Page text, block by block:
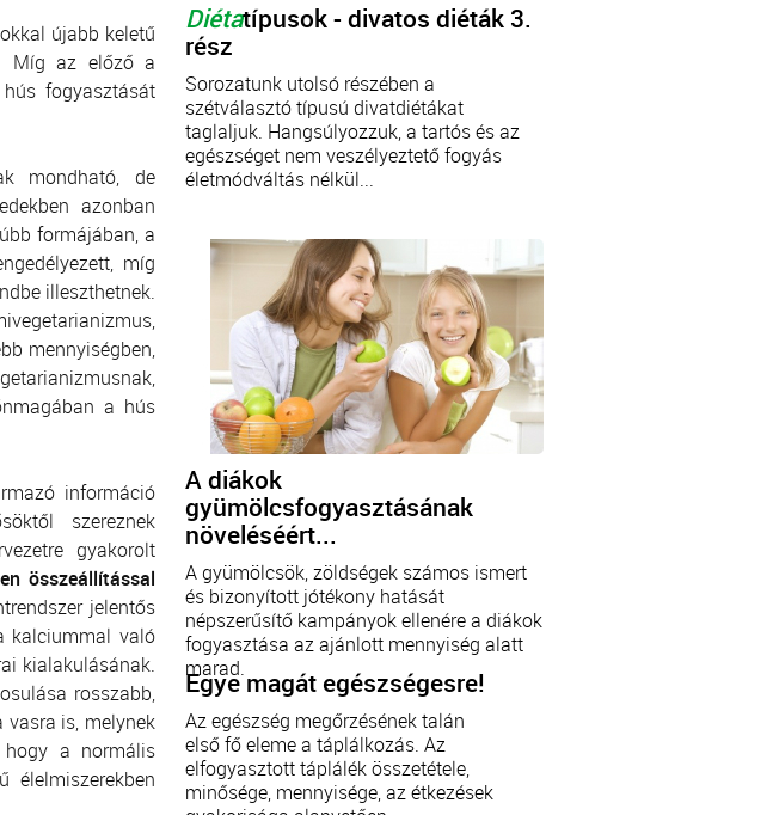
újabb keletű
Míg az előző a
fogyasztását
mondható, de
azonban
formájában, a
míg
illeszthetnek.
mennyiségben,
a hús
információ
szereznek
gyakorolt
összeállítással
jelentős
kalciummal való
kialakulásának.
rosszabb,
vasra is, melynek
hogy a normális
élelmiszerekben
Diétatípusok - divatos diéták 3.
rész
Sorozatunk utolsó részében a
szétválasztó típusú divatdiétákat
taglaljuk. Hangsúlyozzuk, a tartós és az
egészséget nem veszélyeztető fogyás
életmódváltás nélkül...
A diákok
gyümölcsfogyasztásának
növeléséért...
A gyümölcsök, zöldségek számos ismert
és bizonyított jótékony hatását
népszerűsítő kampányok ellenére a diákok
fogyasztása az ajánlott mennyiség alatt
marad.
Egye magát egészségesre!
Az egészség megőrzésének talán
első fő eleme a táplálkozás. Az
elfogyasztott táplálék összetétele,
minősége, mennyisége, az étkezések